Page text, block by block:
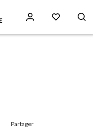
Partager